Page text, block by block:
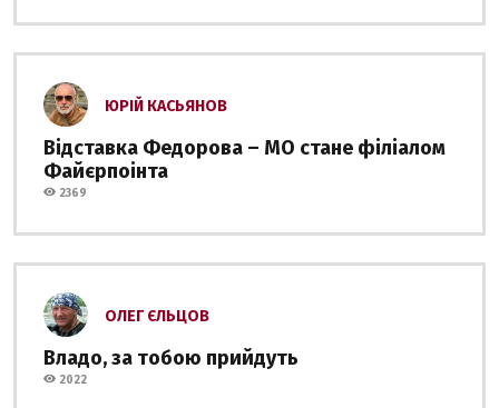
ЮРІЙ КАСЬЯНОВ
Відставка Федорова – МО стане філіалом
Файєрпоінта
2369
ОЛЕГ ЄЛЬЦОВ
Владо, за тобою прийдуть
2022